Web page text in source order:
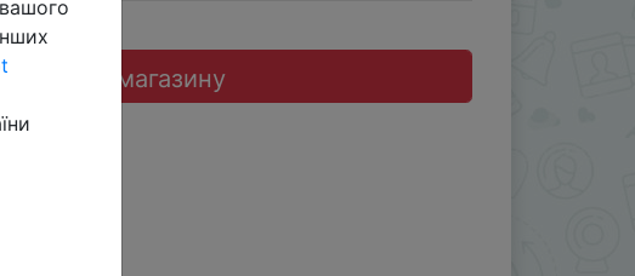
до магазину